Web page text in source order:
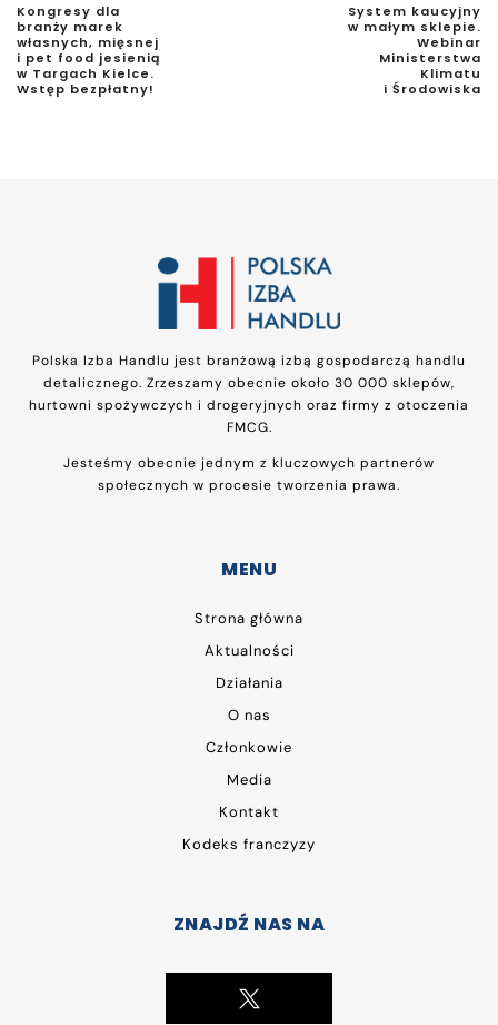
Kongresy dla
branży marek
własnych, mięsnej
i pet food jesienią
w Targach Kielce.
Wstęp bezpłatny!
System kaucyjny
w małym sklepie.
Webinar
Ministerstwa
Klimatu
i Środowiska
Polska Izba Handlu jest branżową izbą gospodarczą handlu
detalicznego. Zrzeszamy obecnie około 30 000 sklepów,
hurtowni spożywczych i drogeryjnych oraz firmy z otoczenia
FMCG.
Jesteśmy obecnie jednym z kluczowych partnerów
społecznych w procesie tworzenia prawa.
MENU
Strona główna
Aktualności
Działania
O nas
Członkowie
Media
Kontakt
Kodeks franczyzy
ZNAJDŹ NAS NA